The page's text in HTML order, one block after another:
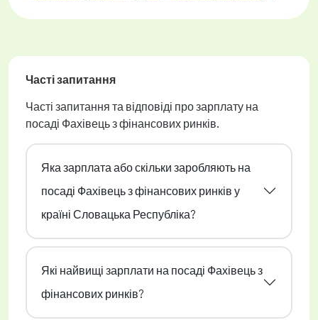
Часті запитання
Часті запитання та відповіді про зарплату на
посаді Фахівець з фінансових ринків.
Яка зарплата або скільки заробляють на
посаді Фахівець з фінансових ринків у
країні Словацька Республіка?
Які найвищі зарплати на посаді Фахівець з
фінансових ринків?